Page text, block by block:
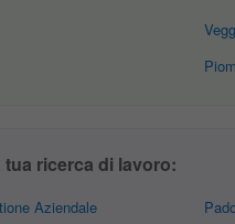
tua ricerca di lavoro:
Aziendale